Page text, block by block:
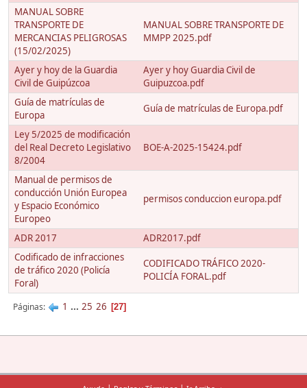
MANUAL SOBRE
TRANSPORTE DE
MERCANCIAS PELIGROSAS
(15/02/2025)
MANUAL SOBRE TRANSPORTE DE
MMPP 2025.pdf
Ayer y hoy de la Guardia
Civil de Guipúzcoa
Ayer y hoy Guardia Civil de
Guipuzcoa.pdf
Guía de matrículas de
Europa
Guía de matrículas de Europa.pdf
Ley 5/2025 de modificación
del Real Decreto Legislativo
8/2004
BOE-A-2025-15424.pdf
Manual de permisos de
conducción Unión Europea
y Espacio Económico
Europeo
permisos conduccion europa.pdf
ADR 2017
ADR2017.pdf
Codificado de infracciones
de tráfico 2020 (Policía
Foral)
CODIFICADO TRÁFICO 2020-
POLICÍA FORAL.pdf
Páginas 1 ... 25 26 27